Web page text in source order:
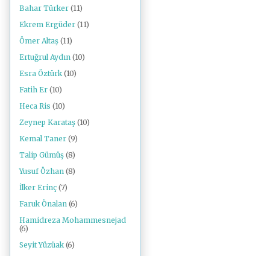
Bahar Türker (11)
Ekrem Ergüder (11)
Ömer Altaş (11)
Ertuğrul Aydın (10)
Esra Öztürk (10)
Fatih Er (10)
Heca Ris (10)
Zeynep Karataş (10)
Kemal Taner (9)
Talip Gümüş (8)
Yusuf Özhan (8)
İlker Erinç (7)
Faruk Önalan (6)
Hamidreza Mohammesnejad
(6)
Seyit Yüzüak (6)